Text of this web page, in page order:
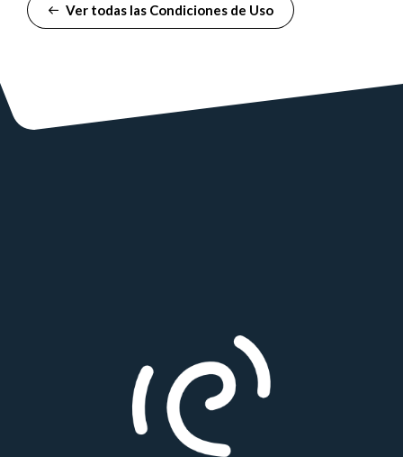
Ver todas las Condiciones de Uso